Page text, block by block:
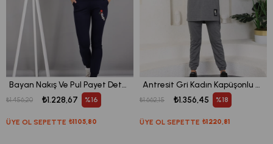
Bayan Nakış Ve Pul Payet Detaylı Bisiklet Yaka Eşofman Takım
ÜYE OL SEPETTE ₺1105,80
₺1.228,67
₺1.456,20 %16
Antresit Gri Kadın Kapüşonlu Sweatshirt - Jogger Spor Takım Eşofman
ÜYE OL SEPETTE ₺1220,81
₺1.356,45
₺1.662,15 %18